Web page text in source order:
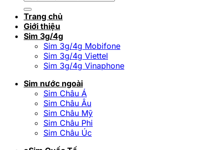
kiếm:
Trang chủ
Giới thiệu
Sim 3g/4g
Sim 3g/4g Mobifone
Sim 3g/4g Viettel
Sim 3g/4g Vinaphone
Sim nước ngoài
Sim Châu Á
Sim Châu Âu
Sim Châu Mỹ
Sim Châu Phi
Sim Châu Úc